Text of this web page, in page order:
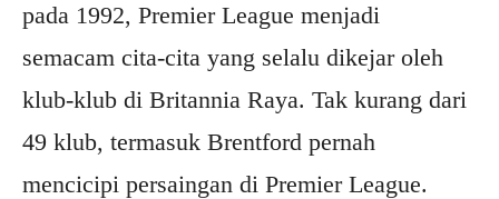
pada 1992, Premier League menjadi
semacam cita-cita yang selalu dikejar oleh
klub-klub di Britannia Raya. Tak kurang dari
49 klub, termasuk Brentford pernah
mencicipi persaingan di Premier League.